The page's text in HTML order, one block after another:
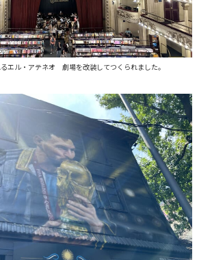
エル・アテネオ 劇場を改装してつくられました。